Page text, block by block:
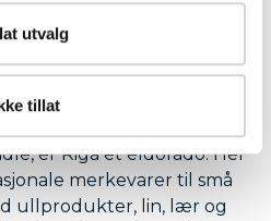
utvalg
tillat
og håndverk
er Riga et eldorado. Her
merkevarer til små
ullprodukter, lin, lær og